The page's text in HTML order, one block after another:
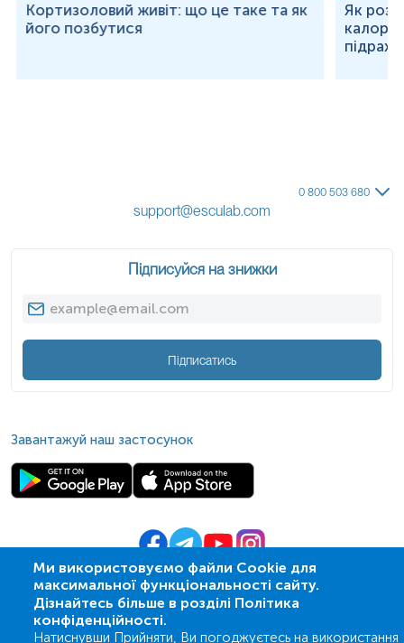
Кортизоловий живіт: що це таке та як
його позбутися
Як
Ми використовуємо файли Cookie для
максимальної функціональності сайту.
Дізнайтесь більше в розділі Політика
конфіденційності.
Натиснувши Прийняти, Ви погоджуєтесь на використання
0 800 503 680
support@esculab.com
Підписуйся на знижки
Підписатись
Завантажуй наш застосунок
© 2009- 2026 | ПСМЛ «Ескулаб»